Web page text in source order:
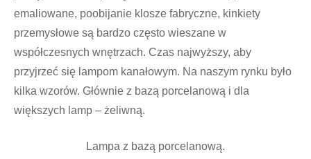
emaliowane, poobijanie klosze fabryczne, kinkiety
przemysłowe są bardzo często wieszane w
współczesnych wnętrzach. Czas najwyższy, aby
przyjrzeć się lampom kanałowym. Na naszym rynku było
kilka wzorów. Głównie z bazą porcelanową i dla
większych lamp – żeliwną.
Lampa z bazą porcelanową.